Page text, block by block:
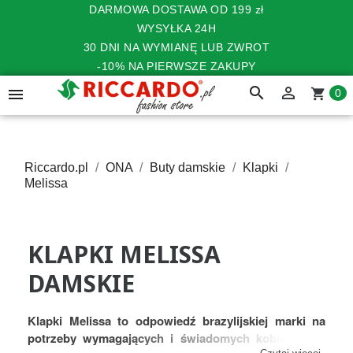
DARMOWA DOSTAWA OD 199 zł
WYSYŁKA 24H
30 DNI NA WYMIANĘ LUB ZWROT
-10% NA PIERWSZE ZAKUPY
 search  shopping_cart 0
Riccardo.pl ONA Buty damskie
Klapki
Melissa
KLAPKI MELISSA
DAMSKIE
Klapki Melissa to odpowiedź brazylijskiej marki na
potrzeby wymagających i świadomych kobiet